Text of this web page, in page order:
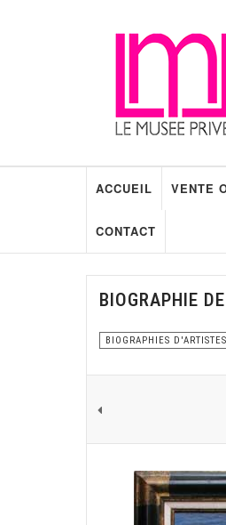
ACCUEIL VENTE
CONTACT
BIOGRAPHIE
BIOGRAPHIES